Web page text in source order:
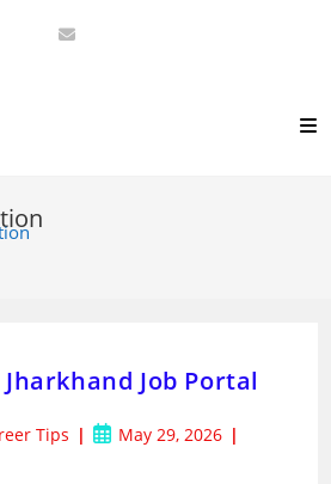
Job Portal
Tips
PostMay 29, 2026